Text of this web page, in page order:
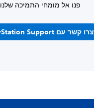
פנו אל מומחי התמיכה שלנו
צרו קשר עם PlayStation Support